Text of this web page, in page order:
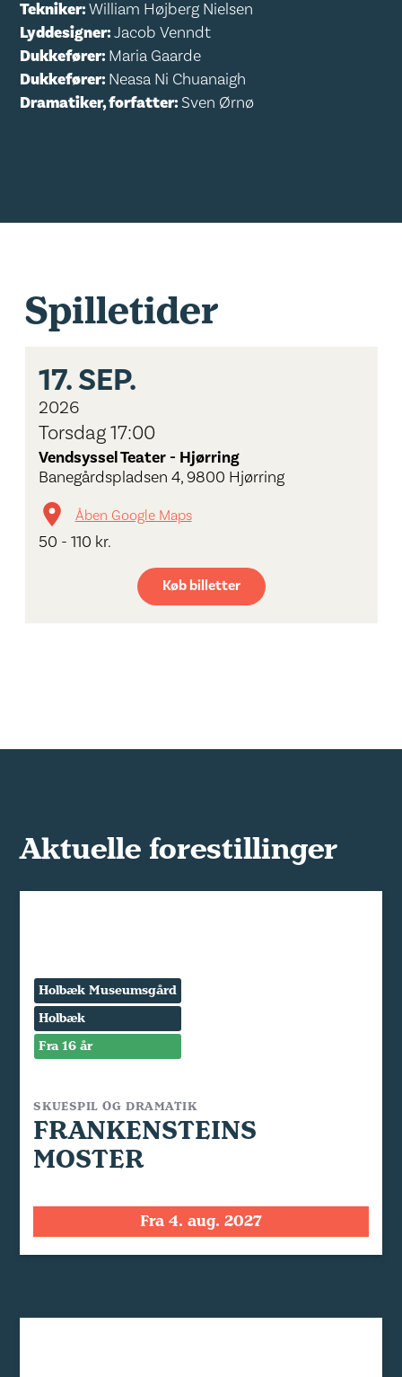
Tekniker:William Højberg Nielsen
Lyddesigner:Jacob Venndt
Dukkefører: Maria Gaarde
Dukkefører: Neasa Ni Chuanaigh
Dramatiker, forfatter:Sven Ørnø
Spilletider
17.SEP.
2026
Torsdag 17:00
Vendsyssel Teater - Hjørring
Banegårdspladsen 4, 9800 Hjørring
Åben Google Maps
50 - 110 kr.
Køb billetter
Aktuelle forestillinger
Holbæk Museumsgård
Holbæk
Fra 16 år
SKUESPIL OG DRAMATIK
FRANKENSTEINS
MOSTER
Fra 4. aug. 2027